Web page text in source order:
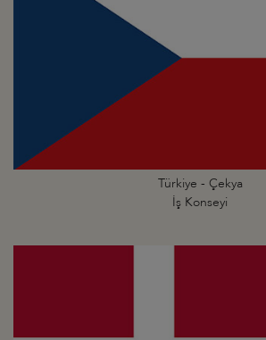
Türkiye - Çekya
İş Konseyi